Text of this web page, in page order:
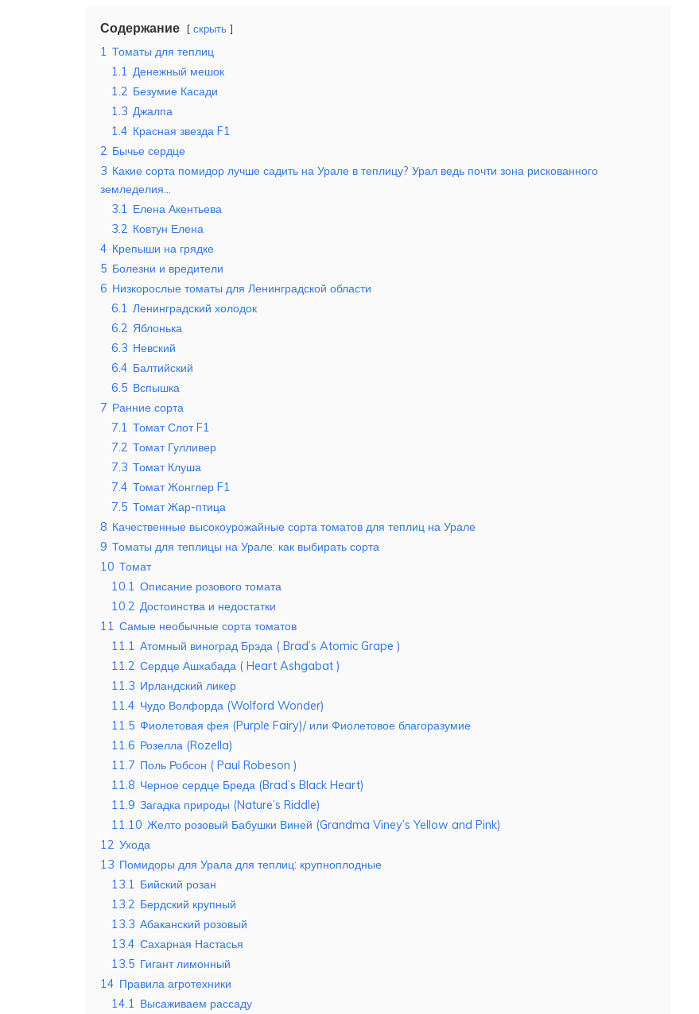
Содержание скрыть
1 Томаты для теплиц
1.1 Денежный мешок
1.2 Безумие Касади
1.3 Джалпа
1.4 Красная звезда F1
2 Бычье сердце
3 Какие сорта помидор лучше садить на Урале в теплицу? Урал ведь почти зона рискованного
земледелия…
3.1 Елена Акентьева
3.2 Ковтун Елена
4 Крепыши на грядке
5 Болезни и вредители
6 Низкорослые томаты для Ленинградской области
6.1 Ленинградский холодок
6.2 Яблонька
6.3 Невский
6.4 Балтийский
6.5 Вспышка
7 Ранние сорта
7.1 Томат Слот F1
7.2 Томат Гулливер
7.3 Томат Клуша
7.4 Томат Жонглер F1
7.5 Томат Жар-птица
8 Качественные высокоурожайные сорта томатов для теплиц на Урале
9 Томаты для теплицы на Урале: как выбирать сорта
10 Томат
10.1 Описание розового томата
10.2 Достоинства и недостатки
11 Самые необычные сорта томатов
11.1 Атомный виноград Брэда ( Brad’s Atomic Grape )
11.2 Сердце Ашхабада ( Heart Ashgabat )
11.3 Ирландский ликер
11.4 Чудо Волфорда (Wolford Wonder)
11.5 Фиолетовая фея (Purple Fairy)/ или Фиолетовое благоразумие
11.6 Розелла (Rozella)
11.7 Поль Робсон ( Paul Robeson )
11.8 Черное сердце Бреда (Brad’s Black Heart)
11.9 Загадка природы (Nature’s Riddle)
11.10 Желто розовый Бабушки Виней (Grandma Viney’s Yellow and Pink)
12 Ухода
13 Помидоры для Урала для теплиц: крупноплодные
13.1 Бийский розан
13.2 Бердский крупный
13.3 Абаканский розовый
13.4 Сахарная Настасья
13.5 Гигант лимонный
14 Правила агротехники
14.1 Высаживаем рассаду